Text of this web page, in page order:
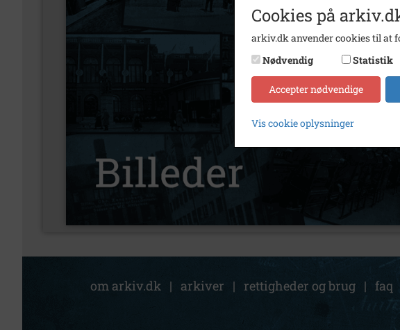
om arkiv.dk | arkiver | rettigheder og brug | faq
Cookies på
arkiv.dk anvender cookies til at
Nødvendig
Statistik
Accepter nødvendige
Vis cookie oplysninger